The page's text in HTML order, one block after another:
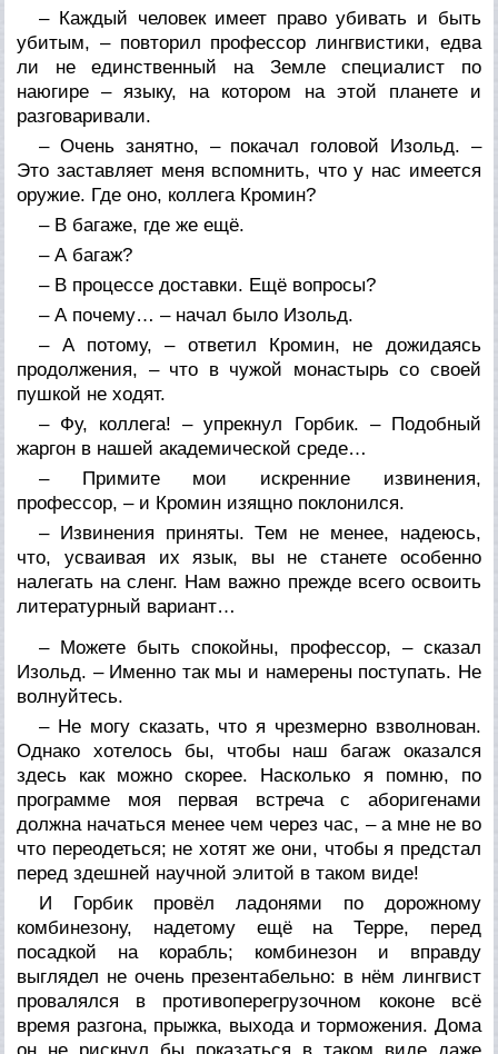
– Каждый человек имеет право убивать и быть
убитым, – повторил профессор лингвистики, едва
ли не единственный на Земле специалист по
наюгире – языку, на котором на этой планете и
разговаривали.
– Очень занятно, – покачал головой Изольд. –
Это заставляет меня вспомнить, что у нас имеется
оружие. Где оно, коллега Кромин?
– В багаже, где же ещё.
– А багаж?
– В процессе доставки. Ещё вопросы?
– А почему… – начал было Изольд.
– А потому, – ответил Кромин, не дожидаясь
продолжения, – что в чужой монастырь со своей
пушкой не ходят.
– Фу, коллега! – упрекнул Горбик. – Подобный
жаргон в нашей академической среде…
– Примите мои искренние извинения,
профессор, – и Кромин изящно поклонился.
– Извинения приняты. Тем не менее, надеюсь,
что, усваивая их язык, вы не станете особенно
налегать на сленг. Нам важно прежде всего освоить
литературный вариант…
– Можете быть спокойны, профессор, – сказал
Изольд. – Именно так мы и намерены поступать. Не
волнуйтесь.
– Не могу сказать, что я чрезмерно взволнован.
Однако хотелось бы, чтобы наш багаж оказался
здесь как можно скорее. Насколько я помню, по
программе моя первая встреча с аборигенами
должна начаться менее чем через час, – а мне не во
что переодеться; не хотят же они, чтобы я предстал
перед здешней научной элитой в таком виде!
И Горбик провёл ладонями по дорожному
комбинезону, надетому ещё на Терре, перед
посадкой на корабль; комбинезон и вправду
выглядел не очень презентабельно: в нём лингвист
провалялся в противоперегрузочном коконе всё
время разгона, прыжка, выхода и торможения. Дома